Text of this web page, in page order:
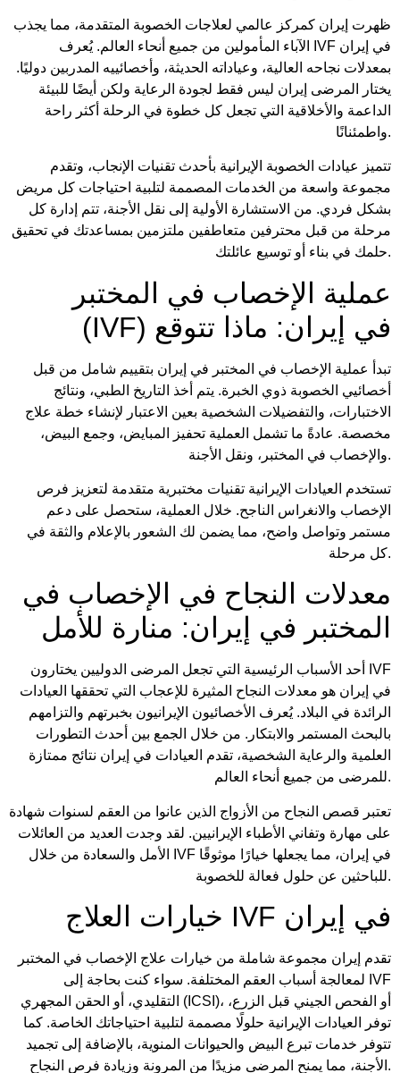
ظهرت إيران كمركز عالمي لعلاجات الخصوبة المتقدمة، مما يجذب
الآباء المأمولين من جميع أنحاء العالم. يُعرف IVF في إيران
بمعدلات نجاحه العالية، وعياداته الحديثة، وأخصائييه المدربين دوليًا.
يختار المرضى إيران ليس فقط لجودة الرعاية ولكن أيضًا للبيئة
الداعمة والأخلاقية التي تجعل كل خطوة في الرحلة أكثر راحة
واطمئنانًا.
تتميز عيادات الخصوبة الإيرانية بأحدث تقنيات الإنجاب، وتقدم
مجموعة واسعة من الخدمات المصممة لتلبية احتياجات كل مريض
بشكل فردي. من الاستشارة الأولية إلى نقل الأجنة، تتم إدارة كل
مرحلة من قبل محترفين متعاطفين ملتزمين بمساعدتك في تحقيق
حلمك في بناء أو توسيع عائلتك.
عملية الإخصاب في المختبر
(IVF) في إيران: ماذا تتوقع
تبدأ عملية الإخصاب في المختبر في إيران بتقييم شامل من قبل
أخصائيي الخصوبة ذوي الخبرة. يتم أخذ التاريخ الطبي، ونتائج
الاختبارات، والتفضيلات الشخصية بعين الاعتبار لإنشاء خطة علاج
مخصصة. عادةً ما تشمل العملية تحفيز المبايض، وجمع البيض،
والإخصاب في المختبر، ونقل الأجنة.
تستخدم العيادات الإيرانية تقنيات مختبرية متقدمة لتعزيز فرص
الإخصاب والانغراس الناجح. خلال العملية، ستحصل على دعم
مستمر وتواصل واضح، مما يضمن لك الشعور بالإعلام والثقة في
كل مرحلة.
معدلات النجاح في الإخصاب في
المختبر في إيران: منارة للأمل
أحد الأسباب الرئيسية التي تجعل المرضى الدوليين يختارون IVF
في إيران هو معدلات النجاح المثيرة للإعجاب التي تحققها العيادات
الرائدة في البلاد. يُعرف الأخصائيون الإيرانيون بخبرتهم والتزامهم
بالبحث المستمر والابتكار. من خلال الجمع بين أحدث التطورات
العلمية والرعاية الشخصية، تقدم العيادات في إيران نتائج ممتازة
للمرضى من جميع أنحاء العالم.
تعتبر قصص النجاح من الأزواج الذين عانوا من العقم لسنوات شهادة
على مهارة وتفاني الأطباء الإيرانيين. لقد وجدت العديد من العائلات
الأمل والسعادة من خلال IVF في إيران، مما يجعلها خيارًا موثوقًا
للباحثين عن حلول فعالة للخصوبة.
خيارات العلاج IVF في إيران
تقدم إيران مجموعة شاملة من خيارات علاج الإخصاب في المختبر
لمعالجة أسباب العقم المختلفة. سواء كنت بحاجة إلى IVF
التقليدي، أو الحقن المجهري (ICSI)، أو الفحص الجيني قبل الزرع،
توفر العيادات الإيرانية حلولًا مصممة لتلبية احتياجاتك الخاصة. كما
تتوفر خدمات تبرع البيض والحيوانات المنوية، بالإضافة إلى تجميد
الأجنة، مما يمنح المرضى مزيدًا من المرونة وزيادة فرص النجاح.